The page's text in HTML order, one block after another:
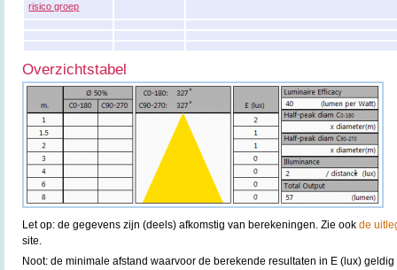
risico groep
Overzichtstabel
Let op: de gegevens zijn (deels) afkomstig van berekeningen. Zie ook de
site.
Noot: de minimale afstand waarvoor de berekende resultaten in E (lux)